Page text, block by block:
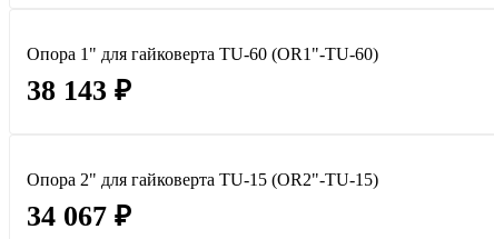
Опора 1" для гайковерта TU-60 (OR1"-TU-60)
38 143 ₽
Опора 2" для гайковерта TU-15 (OR2"-TU-15)
34 067 ₽